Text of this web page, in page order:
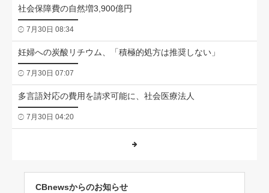
社会保障費の自然増3,900億円
7月30日 08:34
妊婦への炭酸リチウム、「積極的処方は推奨しない」
7月30日 07:07
多言語対応の費用を請求可能に、社会医療法人
7月30日 04:20
CBnewsからのお知らせ